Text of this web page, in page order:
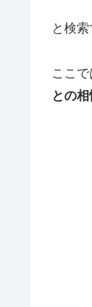
と検
ここ
との